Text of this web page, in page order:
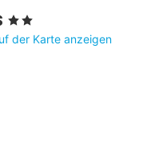
1
Nacht
, 2 Sterne
der Karte anzeigen